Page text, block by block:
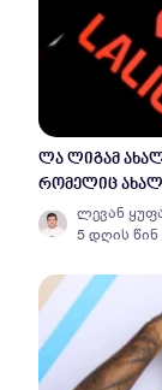
ლა ლიგამ
რომელიც
ლევან
5 დღის წინ